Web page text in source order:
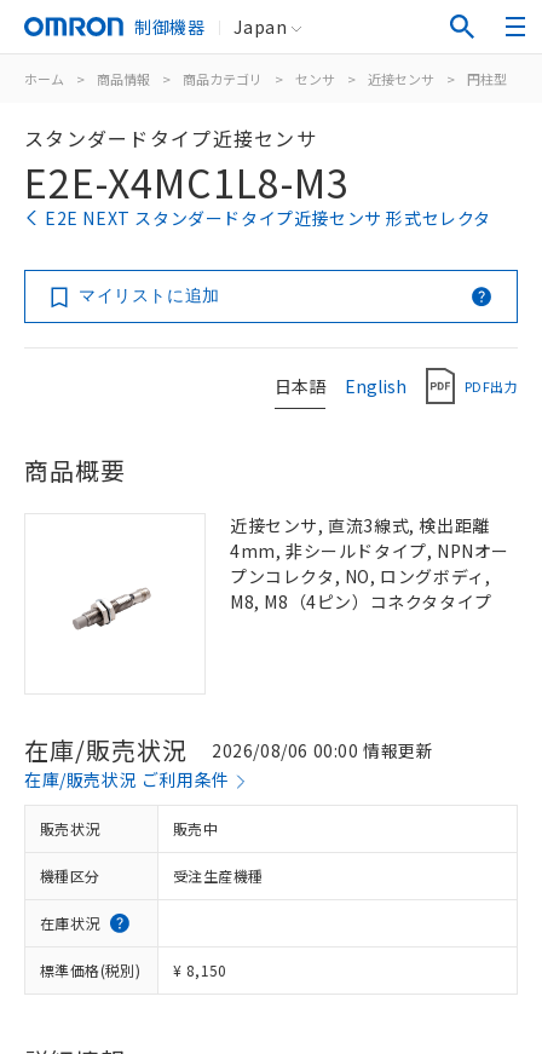
制御機器 Japan
ホーム > 商品情報 > 商品カテゴリ > センサ > 近接センサ > 円柱型
スタンダードタイプ近接センサ
E2E-X4MC1L8-M3
E2E NEXT スタンダードタイプ近接センサ 形式セレクタ
マイリストに追加
日本語 English PDF出力
商品概要
近接センサ, 直流3線式, 検出距離
4mm, 非シールドタイプ, NPNオー
プンコレクタ, NO, ロングボディ,
M8, M8（4ピン）コネクタタイプ
在庫/販売状況
2026/08/06 00:00 情報更新
在庫/販売状況 ご利用条件
販売状況 販売中
機種区分 受注生産機種
在庫状況
標準価格(税別) ¥ 8,150